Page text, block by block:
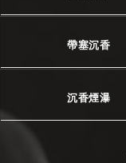
帶塞沉香
沉香煙瀑